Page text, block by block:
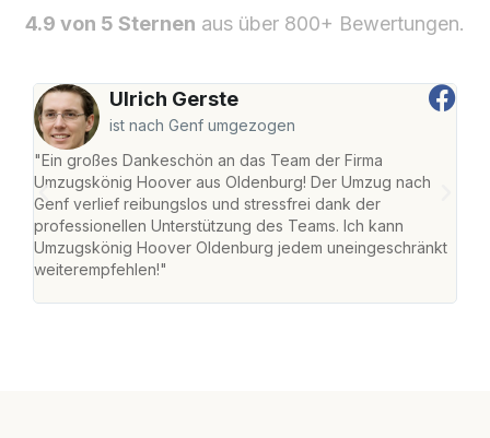
4.9 von 5 Sternen aus über 800+ Bewertungen.
Ulrich Gerste
ist nach Genf umgezogen
"Ein großes Dankeschön an das Team der Firma
Umzugskönig Hoover aus Oldenburg! Der Umzug nach
Genf verlief reibungslos und stressfrei dank der
professionellen Unterstützung des Teams. Ich kann
Umzugskönig Hoover Oldenburg jedem uneingeschränkt
weiterempfehlen!"